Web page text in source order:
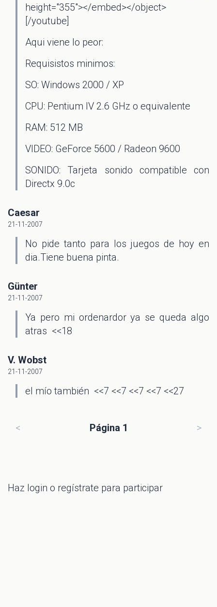
height="355"></embed></object>
[/youtube]
Aqui viene lo peor:
Requisistos minimos:
SO: Windows 2000 / XP
CPU: Pentium IV 2.6 GHz o equivalente
RAM: 512 MB
VIDEO: GeForce 5600 / Radeon 9600
SONIDO: Tarjeta sonido compatible con
Directx 9.0c
Caesar
21-11-2007
No pide tanto para los juegos de hoy en
dia.Tiene buena pinta.
Günter
21-11-2007
Ya pero mi ordenardor ya se queda algo
atras <<18
V. Wobst
21-11-2007
el mío también <<7 <<7 <<7 <<7 <<27
< Página 1 >
Haz login o regístrate para participar